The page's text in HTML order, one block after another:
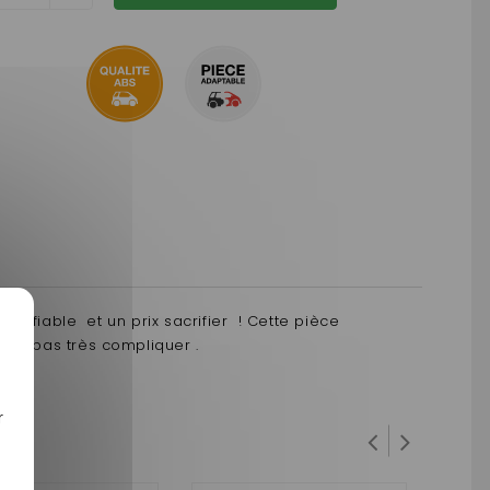
fiable et un prix sacrifier ! Cette pièce
pas très compliquer .